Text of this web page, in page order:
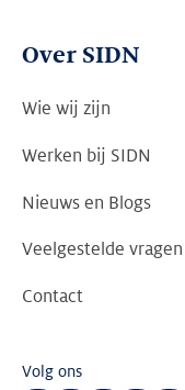
Over SIDN
Wie wij zijn
Werken bij SIDN
Nieuws en Blogs
Veelgestelde vragen
Contact
Volg ons